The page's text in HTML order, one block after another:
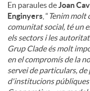
En paraules deJoan
Enginyers , “ Tenim molt
comunitat social, té un
els sectors i les
Grup Clade és molt
en el compromís de la
servei de particulars,
d'institucions públiques